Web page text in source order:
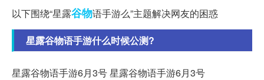
以下围绕“星露谷物语手游么”主题解决网友的困惑
星露谷物语手游什么时候公测?
星露谷物语手游6月3号 星露谷物语手游6月3号